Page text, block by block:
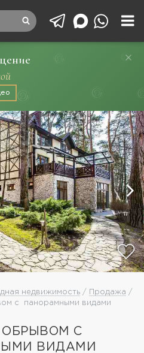
недвижимость / Продажа /
с панорамными видами
С
ВИДАМИ